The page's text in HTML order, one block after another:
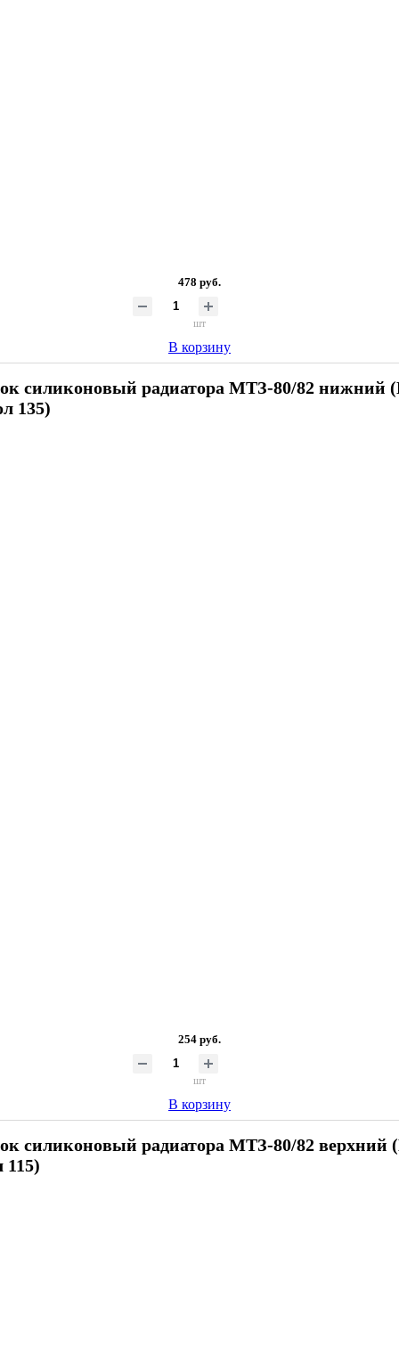
478 руб.
шт
В корзину
силиконовый радиатора МТЗ-80/82 нижний
135)
254 руб.
шт
В корзину
силиконовый радиатора МТЗ-80/82 верхний
115)